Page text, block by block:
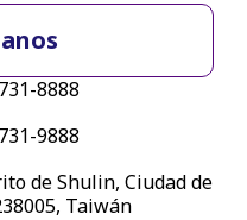
8888
9888
de Shulin, Ciudad de
Taiwán